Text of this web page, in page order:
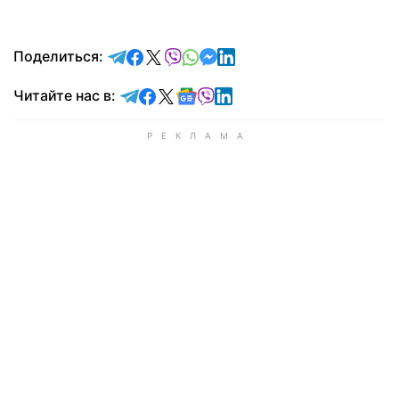
Поделиться: отправить в Telegram
поделиться в Facebook
поделиться в X
отправить в Viber
отправить в Whatsapp
отправить в Messenger
отправить в LinkedIn
Читайте нас в: Читайте в Telegram
Читайте в Facebook
Читайте в X
Читайте в Google news
Читайте в Viber
Читайте в LinkedIn